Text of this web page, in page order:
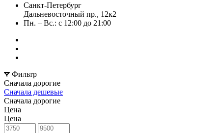
Санкт-Петербург
Дальневосточный пр., 12к2
Пн. – Вс.: с 12:00 до 21:00
Фильтр
Сначала дорогие
Сначала дешевые
Сначала дорогие
Цена
Цена